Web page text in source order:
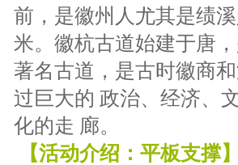
前，是徽州人尤其是绩
米。徽杭古道始建于唐
著名古道，是古时徽商
过巨大的 政治、经济、
化的走 廊。
【活动介绍：平板支撑